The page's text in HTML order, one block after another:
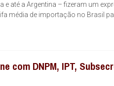
e até a Argentina – fizeram um
média de importação no Brasil
com DNPM, IPT,